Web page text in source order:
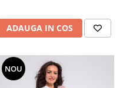
ADAUGA IN COS
NOU